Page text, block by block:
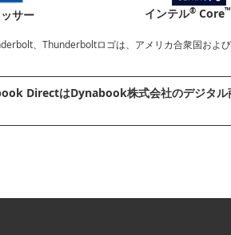
サー インテル®Core™
、Thunderboltロゴは、アメリカ合衆国およ
DirectはDynabook株式会社のデジタル